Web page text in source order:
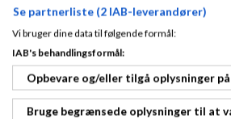
Se partnerliste (2 IAB-leverandører)
Vi bruger dine data til følgende formål:
IAB's behandlingsformål:
Opbevare og/eller tilgå oplysninger på
Bruge begrænsede oplysninger til at